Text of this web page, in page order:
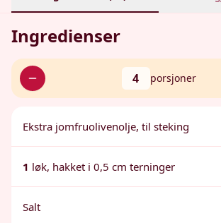
Ingredienser
4 porsjoner
Ekstra jomfruolivenolje, til steking
1 løk, hakket i 0,5 cm terninger
Salt